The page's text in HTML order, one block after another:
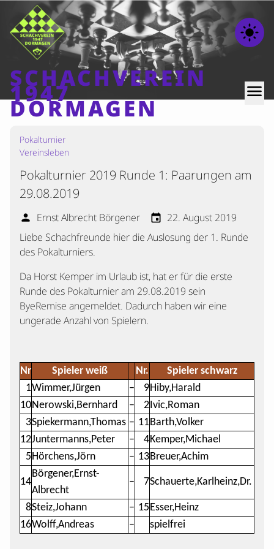
light_mode
SCHACHVEREIN
1947
DORMAGEN
menu
Home
Mannschaften
Verschiedenes
Kontakt
Pokalturnier
Vereinsleben
Pokalturnier 2019 Runde 1: Paarungen am
29.08.2019
person Ernst Albrecht Börgener event 22. August 2019
Liebe Schachfreunde hier die Auslosung der 1. Runde
des Pokalturniers.
Da Horst Kemper im Urlaub ist, hat er für die erste
Runde des Pokalturnier am 29.08.2019 sein
ByeRemise angemeldet. Dadurch haben wir eine
ungerade Anzahl von Spielern.
Nr Spieler weiß Nr.
Spieler schwarz
1Wimmer,Jürgen – 9Hiby,Harald
10Nerowski,Bernhard – 2Ivic,Roman
3Spiekermann,Thomas – 11Barth,Volker
12Juntermanns,Peter – 4Kemper,Michael
5Hörchens,Jörn – 13Breuer,Achim
14
Börgener,Ernst-
Albrecht
– 7Schauerte,Karlheinz,Dr.
8Steiz,Johann – 15Esser,Heinz
16Wolff,Andreas – spielfrei